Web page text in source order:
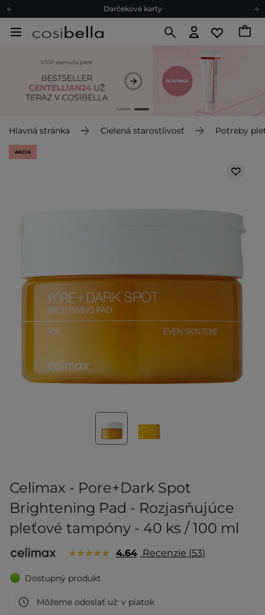
Darčekové karty
Ekologické balenie
Darčekové karty
Ekologické balenie
Hlavná stránka Cielená starostlivosť Potreby
AKCIA
Celimax - Pore+Dark Spot
Brightening Pad - Rozjasňujúce
pleťové tampóny - 40 ks / 100 ml
4.64 Recenzie 53
Dostupný produkt
Môžeme odoslať už: v piatok